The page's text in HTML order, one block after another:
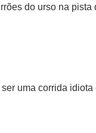
do urso na pista
uma corrida idiota